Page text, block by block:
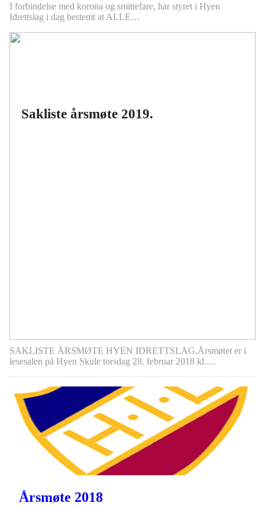
I forbindelse med korona og smittefare, har styret i Hyen
Idrettslag i dag bestemt at ALLE…
Sakliste årsmøte 2019.
SAKLISTE ÅRSMØTE HYEN IDRETTSLAG.Årsmøtet er i
lesesalen på Hyen Skule torsdag 28. februar 2018 kl.…
Årsmøte 2018